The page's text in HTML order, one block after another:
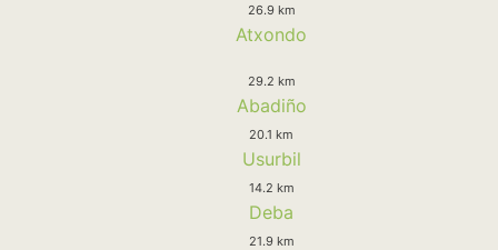
26.9 km
Atxondo
29.2 km
Abadiño
20.1 km
Usurbil
14.2 km
Deba
21.9 km